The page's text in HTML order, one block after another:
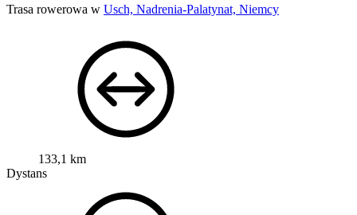
Trasa rowerowa w Usch, Nadrenia-Palatynat, Niemcy
133,1 km
Dystans